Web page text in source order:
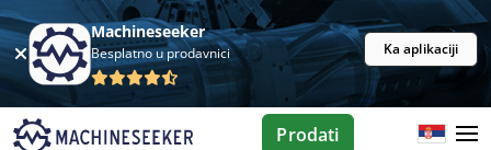
Machineseeker
Besplatno u prodavnici Ka aplikaciji
Prodati